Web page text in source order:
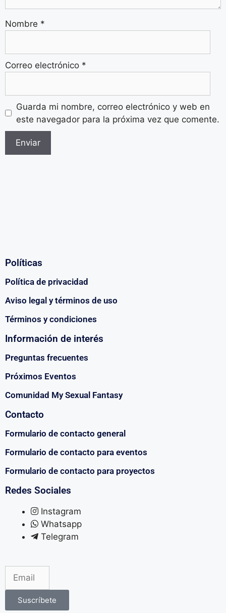
Nombre *
Correo electrónico *
Guarda mi nombre, correo electrónico y web en
este navegador para la próxima vez que comente.
Políticas
Política de privacidad
Aviso legal y términos de uso
Términos y condiciones
Información de interés
Preguntas frecuentes
Próximos Eventos
Comunidad My Sexual Fantasy
Contacto
Formulario de contacto general
Formulario de contacto para eventos
Formulario de contacto para proyectos
Redes Sociales
Instagram
Whatsapp
Telegram
Suscríbete